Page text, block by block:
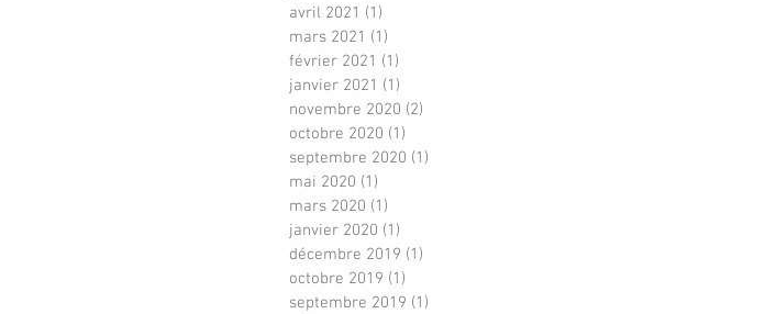
avril 2021 (1)
mars 2021 (1)
février 2021 (1)
janvier 2021 (1)
novembre 2020 (2)
octobre 2020 (1)
septembre 2020 (1)
mai 2020 (1)
mars 2020 (1)
janvier 2020 (1)
décembre 2019 (1)
octobre 2019 (1)
septembre 2019 (1)